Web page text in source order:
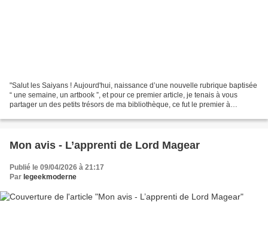
"Salut les Saiyans ! Aujourd'hui, naissance d’une nouvelle rubrique baptisée
“ une semaine, un artbook ”, et pour ce premier article, je tenais à vous
partager un des petits trésors de ma bibliothèque, ce fut le premier à
Mon avis - L’apprenti de Lord Magear
Publié le 09/04/2026 à 21:17
Par legeekmoderne